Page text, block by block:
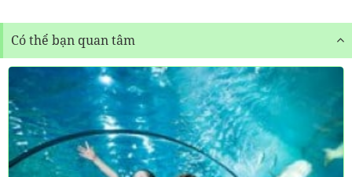
Có thể bạn quan tâm